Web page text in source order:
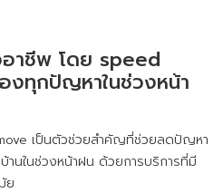
าชีพ โดย speed
ทุกปัญหาในช่วงหน้า
เป็นตัวช่วยสำคัญที่ช่วยลดปัญหา
านในช่วงหน้าฝน ด้วยการบริการที่มี
ย